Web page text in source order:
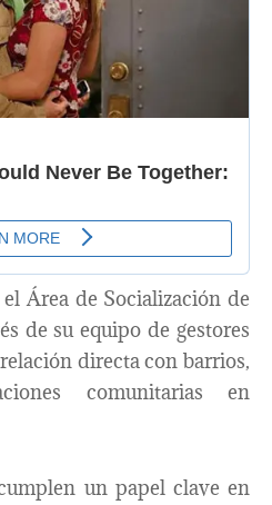
Área de Socialización de
de su equipo de gestores
directa con barrios,
comunitarias en
un papel clave en